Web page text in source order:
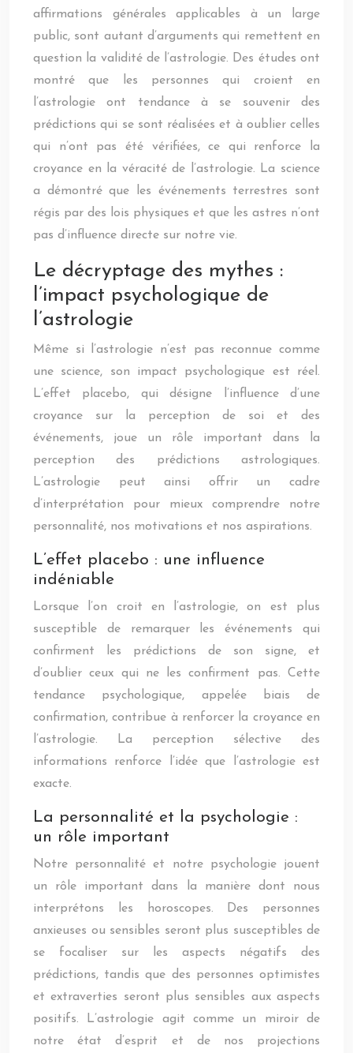
affirmations générales applicables à un large
public, sont autant d’arguments qui remettent en
question la validité de l’astrologie. Des études ont
montré que les personnes qui croient en
l’astrologie ont tendance à se souvenir des
prédictions qui se sont réalisées et à oublier celles
qui n’ont pas été vérifiées, ce qui renforce la
croyance en la véracité de l’astrologie. La science
a démontré que les événements terrestres sont
régis par des lois physiques et que les astres n’ont
pas d’influence directe sur notre vie.
Le décryptage des mythes :
l’impact psychologique de
l’astrologie
Même si l’astrologie n’est pas reconnue comme
une science, son impact psychologique est réel.
L’effet placebo, qui désigne l’influence d’une
croyance sur la perception de soi et des
événements, joue un rôle important dans la
perception des prédictions astrologiques.
L’astrologie peut ainsi offrir un cadre
d’interprétation pour mieux comprendre notre
personnalité, nos motivations et nos aspirations.
L’effet placebo : une influence
indéniable
Lorsque l’on croit en l’astrologie, on est plus
susceptible de remarquer les événements qui
confirment les prédictions de son signe, et
d’oublier ceux qui ne les confirment pas. Cette
tendance psychologique, appelée biais de
confirmation, contribue à renforcer la croyance en
l’astrologie. La perception sélective des
informations renforce l’idée que l’astrologie est
exacte.
La personnalité et la psychologie :
un rôle important
Notre personnalité et notre psychologie jouent
un rôle important dans la manière dont nous
interprétons les horoscopes. Des personnes
anxieuses ou sensibles seront plus susceptibles de
se focaliser sur les aspects négatifs des
prédictions, tandis que des personnes optimistes
et extraverties seront plus sensibles aux aspects
positifs. L’astrologie agit comme un miroir de
notre état d’esprit et de nos projections